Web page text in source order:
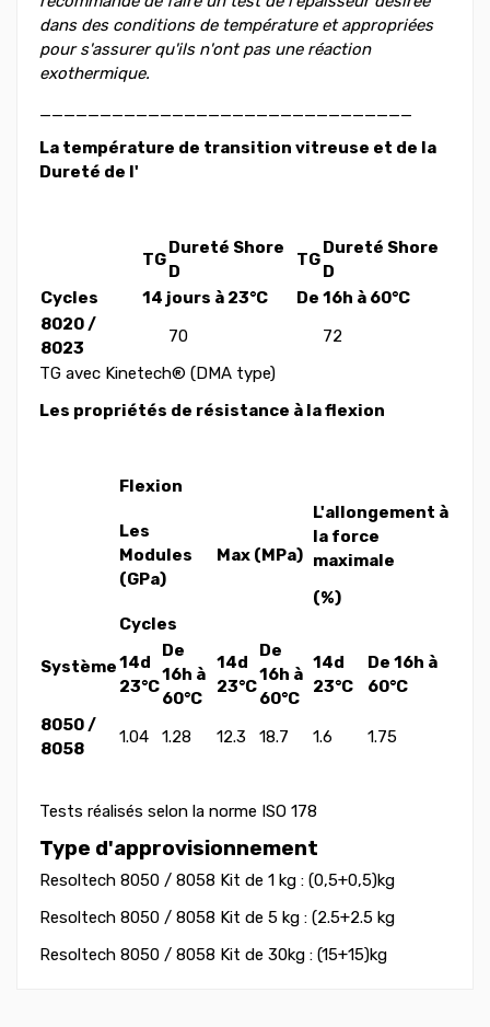
dans des conditions de température et appropriées
pour s'assurer qu'ils n'ont pas une réaction
exothermique.
_______________________________
La température de transition vitreuse et de la
Dureté de l'
TG
Dureté Shore
D
TG
Dureté Shore
D
Cycles
14 jours à 23°C
De 16h à 60°C
8020 /
8023
70
72
TG avec Kinetech® (DMA type)
Les propriétés de résistance à la flexion
Système
Flexion
Les
Modules
(GPa)
Max (MPa)
L'allongement à
la force
maximale
(%)
Cycles
14d
23°C
De
16h à
60°C
14d
23°C
De
16h à
60°C
14d
23°C
De 16h à
60°C
8050 /
8058
1.04 1.28 12.3 18.7 1.6 1.75
Tests réalisés selon la norme ISO 178
Type d'approvisionnement
Resoltech 8050 / 8058 Kit de 1 kg : (0,5+0,5)kg
Resoltech 8050 / 8058 Kit de 5 kg : (2.5+2.5 kg
Resoltech 8050 / 8058 Kit de 30kg : (15+15)kg